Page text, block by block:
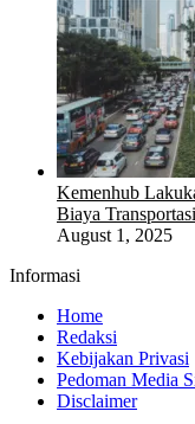
Kemenhub
Biaya Transportasi
August 1, 2025
Informasi
Home
Redaksi
Kebijakan Privasi
Pedoman Media
Disclaimer